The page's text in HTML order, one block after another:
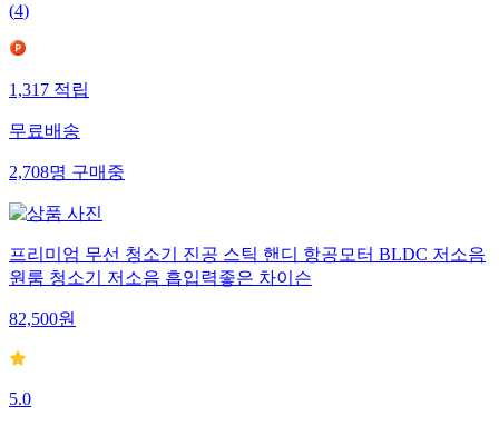
(4)
1,317적립
무료배송
2,708명구매중
프리미엄 무선 청소기 진공 스틱 핸디 항공모터 BLDC 저소음
원룸 청소기 저소음 흡입력좋은 차이슨
82,500원
5.0